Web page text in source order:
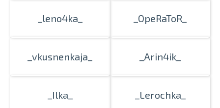
_leno4ka_ _OpeRaToR_
_vkusnenkaja_ _Arin4ik_
_Ilka_ _Lerochka_